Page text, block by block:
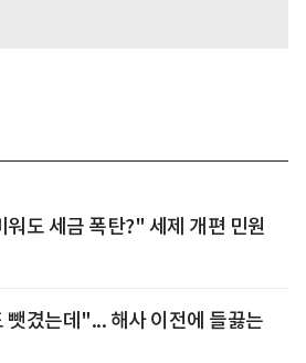
도 세금 폭탄?" 세제 개편 민원
뺏겼는데"... 해사 이전에 들끓는